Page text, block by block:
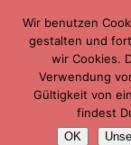
Wir benutzen
gestalten und
wir Cookies.
Verwendung
Gültigkeit von
findest
OK